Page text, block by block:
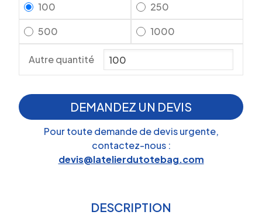
100
250
500
1000
Autre quantité
DEMANDEZ UN DEVIS
Pour toute demande de devis urgente,
contactez-nous :
devis@latelierdutotebag.com
DESCRIPTION